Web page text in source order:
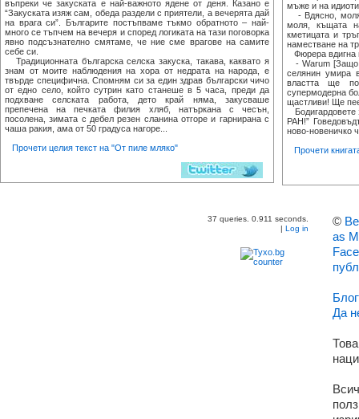
въпреки че закуската е най-важното ядене от деня. Казано е
“Закуската изяж сам, обеда раздели с приятели, а вечерята дай
на врага си”. Българите постъпваме тъкмо обратното – най-
много се тъпчем на вечеря и според логиката на тази поговорка
явно подсъзнателно смятаме, че ние сме врагове на самите
себе си.
Традиционната българска селска закуска, такава, каквато я
знам от моите наблюдения на хора от недрата на народа, е
твърде специфична. Спомням си за един здрав български чичо
от едно село, който сутрин като станеше в 5 часа, преди да
подхване селската работа, дето край няма, закусваше
препечена на печката филия хляб, натъркана с чесън,
посолена, зимата с дебел резен сланина отгоре и гарнирана с
чаша ракия, ама от 50 градуса нагоре...
Прочети целия текст на "От пиле мляко"
мъже и на
- Вдясно,
моля, къщата
кметицата и
наместване на
Фюрера вдигна
- Warum [Защо
селянин умира
властта ще
супермодерна
щастливи! Ще
Бодигардовете
РАН!”
ново-новеничко
Прочети
37 queries. 0.911 seconds.
| Log in
©
as
Да